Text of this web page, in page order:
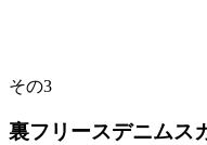
その3
裏フリースデニムス